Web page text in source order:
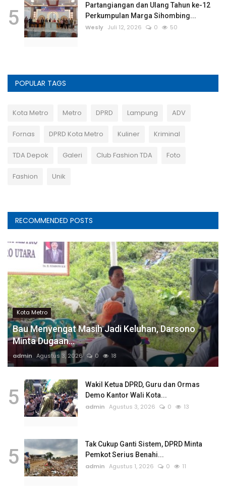
5
Partangiangan dan Ulang Tahun ke-12
Perkumpulan Marga Sihombing...
Wesly Juli 12, 2026 0 50
POPULAR TAGS
Kota Metro Metro DPRD Lampung ADV
Fornas DPRD Kota Metro Kuliner Kriminal
TDA Depok Galeri Club Fashion TDA Foto
Fashion Unik
RECOMMENDED POSTS
Kota Metro
Bau Menyengat Masih Jadi Keluhan, Darsono
Minta Dugaan...
admin Agustus 3, 2026 0 18
5
Wakil Ketua DPRD, Guru dan Ormas
Demo Kantor Wali Kota...
admin Agustus 3, 2026 0 13
5
Tak Cukup Ganti Sistem, DPRD Minta
Pemkot Serius Benahi...
admin Agustus 1, 2026 0 11